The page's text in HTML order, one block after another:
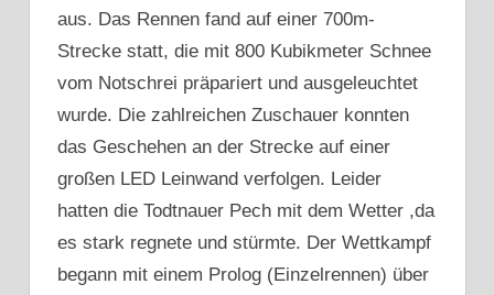
aus. Das Rennen fand auf einer 700m-
Strecke statt, die mit 800 Kubikmeter Schnee
vom Notschrei präpariert und ausgeleuchtet
wurde. Die zahlreichen Zuschauer konnten
das Geschehen an der Strecke auf einer
großen LED Leinwand verfolgen. Leider
hatten die Todtnauer Pech mit dem Wetter ,da
es stark regnete und stürmte. Der Wettkampf
begann mit einem Prolog (Einzelrennen) über